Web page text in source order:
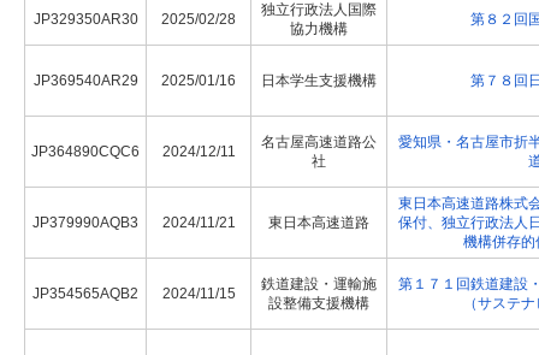
JP329350AR30 2025/02/28
独立行政法人国際
協力機構
第８２回
JP369540AR29 2025/01/16 日本学生支援機構 第７８回
JP364890CQC6 2024/12/11
名古屋高速道路公
社
愛知県・名古屋市折
JP379990AQB3 2024/11/21 東日本高速道路
東日本高速道路株式
保付、独立行政法人
機構併存
JP354565AQB2 2024/11/15
鉄道建設・運輸施
設整備支援機構
第１７１回鉄道建設
（サステ